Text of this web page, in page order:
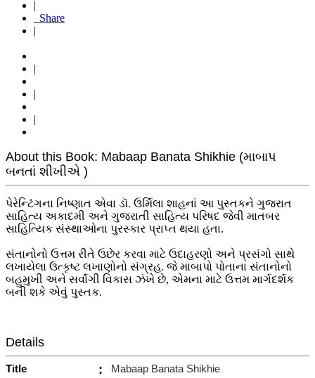
Share
About this Book: Mabaap Banata Shikhie (માબાપ
બનતાં શીખીએ )
પેરેન્ટિંગના નિષ્ણાત એવા ડૉ. ઉર્મિલા શાહનાં આ પુસ્તકને ગુજરાત
સાહિત્ય અકાદમી અને ગુજરાતી સાહિત્ય પરિષદ જેવી માતબર
સાહિત્યિક સંસ્થાઓના પુરસ્કાર પ્રાપ્ત થયા હતા.
સંતાનોનો ઉત્તમ રીતે ઉછેર કરવા માટે ઉદાહરણો અને પ્રસંગો સાથે
લખાયેલા ઉત્કૃષ્ટ લખાણોનો સંગ્રહ. જે માબાપો પોતાના સંતાનોનો
બહુમુખી અને સર્વાંગી વિકાસ ઝંખે છે, એમના માટે ઉત્તમ માર્ગદર્શક
બની શકે એવું પુસ્તક.
Details
Title :
Mabaap Banata Shikhie